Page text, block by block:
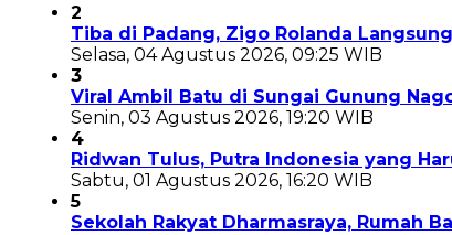
2
Tiba di Padang, Zigo Rolanda
Selasa, 04 Agustus 2026, 09:25 WIB
3
Viral Ambil Batu di Sungai Gunung
Senin, 03 Agustus 2026, 19:20 WIB
4
Ridwan Tulus, Putra Indonesia yang
Sabtu, 01 Agustus 2026, 16:20 WIB
5
Sekolah Rakyat Dharmasraya, Rumah